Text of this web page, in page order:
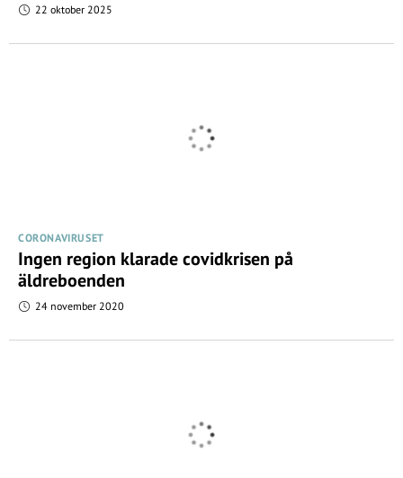
22 oktober 2025
CORONAVIRUSET
Ingen region klarade covidkrisen på
äldreboenden
24 november 2020